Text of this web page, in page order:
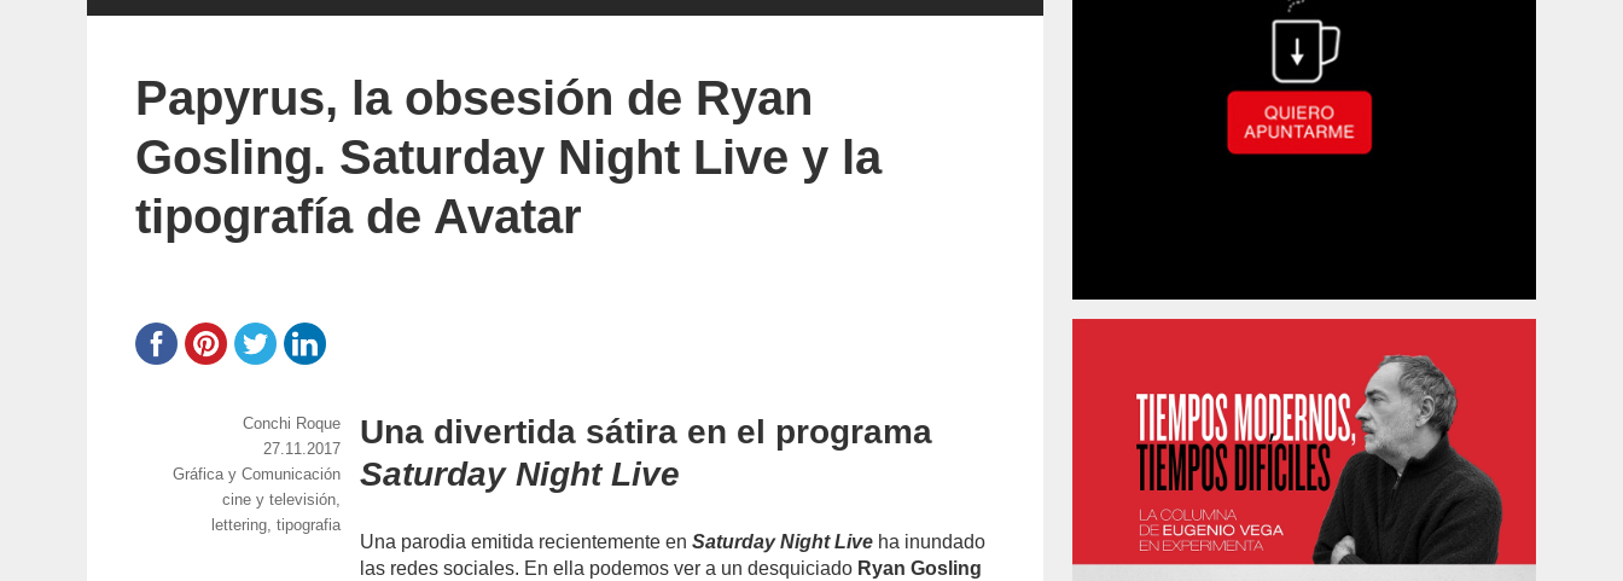
Papyrus, la obsesión de Ryan
Gosling. Saturday Night Live y la
tipografía de Avatar
Una divertida sátira en el programa
Saturday Night Live
Una parodia emitida recientemente enSaturday Night Live ha inundado
las redes sociales. En ella podemos ver a un desquiciado Ryan Gosling
https://www.experimenta.es/author/conchi-
roque/
Conchi Roque
Publicado
el
27.11.2017
Categorías
Gráfica y Comunicación
Etiquetas
cine y televisión,
lettering,tipografia